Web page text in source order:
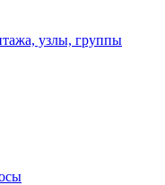
узлы, группы